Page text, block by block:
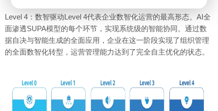
Level 4：数智驱动Level 4代表企业数智化运营的最高形态。AI全
面渗透SUPA模型的每个环节，实现系统级的智能协同。通过数
据自决与智能生成的全面应用，企业在这一阶段实现了组织管理
的全面数智化转型，运营管理能力达到了完全自主优化的状态。